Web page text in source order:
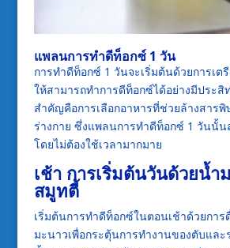
แพลนการทำดีท็อกซ์ 1 วัน
การทำดีท็อกซ์ 1 วันจะเริ่มต้นด้วยการเต
ให้สามารถทำการดีท็อกซ์ได้อย่างมีประ
สำคัญคือการเลือกอาหารที่ช่วยล้างสาร
ร่างกาย ซึ่งแพลนการทำดีท็อกซ์ 1 วันนั้น
โดยไม่ต้องใช้เวลามากมาย
เช้า การเริ่มต้นวันด้วยน้ำ
สมูทตี้
เริ่มต้นการทำดีท็อกซ์ในตอนเช้าด้วยกา
มะนาวเพื่อกระตุ้นการทำงานของตับและ